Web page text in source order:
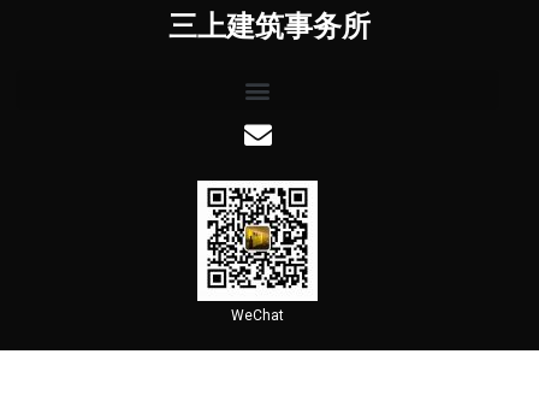
三上建筑事务所
WeChat